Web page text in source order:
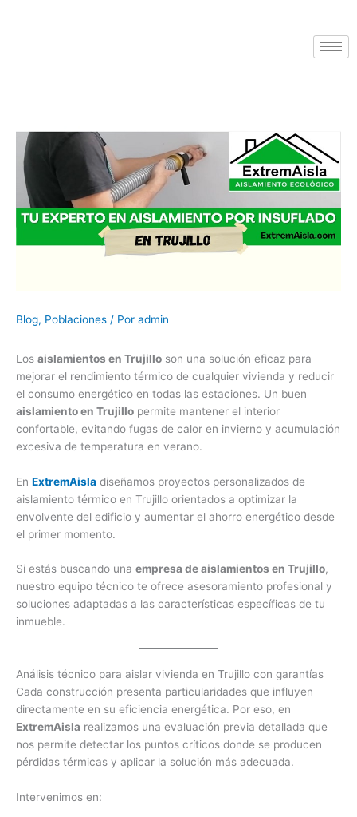
Blog, Poblaciones / Por admin
Los aislamientos en Trujillo son una solución eficaz para
mejorar el rendimiento térmico de cualquier vivienda y reducir
el consumo energético en todas las estaciones. Un buen
aislamiento en Trujillo permite mantener el interior
confortable, evitando fugas de calor en invierno y acumulación
excesiva de temperatura en verano.
En ExtremAisla diseñamos proyectos personalizados de
aislamiento térmico en Trujillo orientados a optimizar la
envolvente del edificio y aumentar el ahorro energético desde
el primer momento.
Si estás buscando una empresa de aislamientos en Trujillo,
nuestro equipo técnico te ofrece asesoramiento profesional y
soluciones adaptadas a las características específicas de tu
inmueble.
Análisis técnico para aislar vivienda en Trujillo con garantías
Cada construcción presenta particularidades que influyen
directamente en su eficiencia energética. Por eso, en
ExtremAisla realizamos una evaluación previa detallada que
nos permite detectar los puntos críticos donde se producen
pérdidas térmicas y aplicar la solución más adecuada.
Intervenimos en: